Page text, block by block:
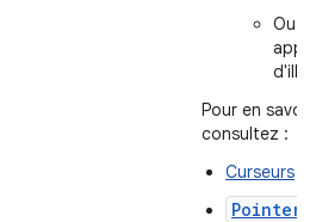
Pour en
consultez :
Curseurs